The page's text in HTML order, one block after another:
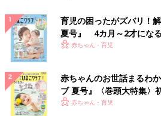
育児の困ったがズバリ！
夏号』 4カ月～2才にな
いっぱい！
赤ちゃん・育児
赤ちゃんのお世話まるわ
ブ 夏号』〈巻頭大特集〉
く！ おっぱい・ミルクの
赤ちゃん・育児